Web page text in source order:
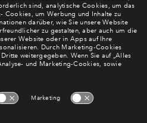
keine Neuigkeiten
Laufenden – mit unserem
Newsletter informieren wir Sie
weiterer Neubauprojekte.